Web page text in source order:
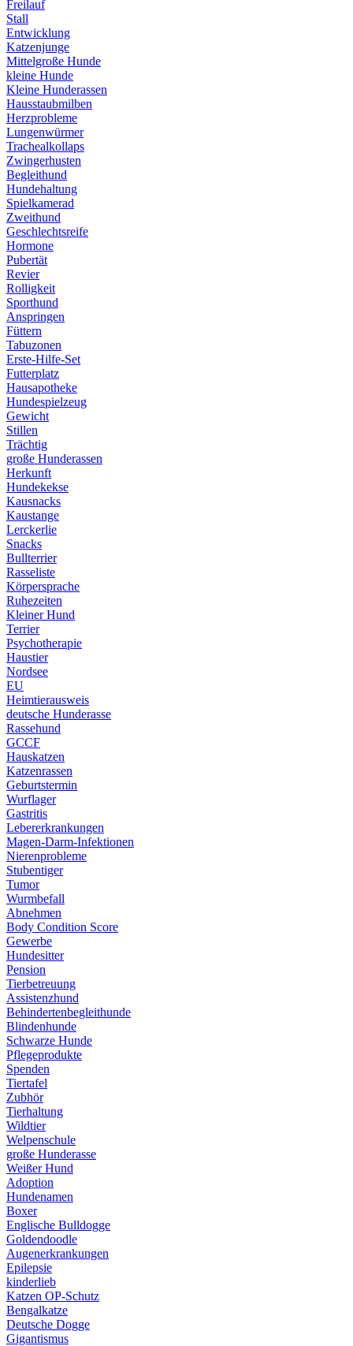
Freilauf
Stall
Entwicklung
Katzenjunge
Mittelgroße Hunde
kleine Hunde
Kleine Hunderassen
Hausstaubmilben
Herzprobleme
Lungenwürmer
Trachealkollaps
Zwingerhusten
Begleithund
Hundehaltung
Spielkamerad
Zweithund
Geschlechtsreife
Hormone
Pubertät
Revier
Rolligkeit
Sporthund
Anspringen
Füttern
Tabuzonen
Erste-Hilfe-Set
Futterplatz
Hausapotheke
Hundespielzeug
Gewicht
Stillen
Trächtig
große Hunderassen
Herkunft
Hundekekse
Kausnacks
Kaustange
Lerckerlie
Snacks
Bullterrier
Rasseliste
Körpersprache
Ruhezeiten
Kleiner Hund
Terrier
Psychotherapie
Haustier
Nordsee
EU
Heimtierausweis
deutsche Hunderasse
Rassehund
GCCF
Hauskatzen
Katzenrassen
Geburtstermin
Wurflager
Gastritis
Lebererkrankungen
Magen-Darm-Infektionen
Nierenprobleme
Stubentiger
Tumor
Wurmbefall
Abnehmen
Body Condition Score
Gewerbe
Hundesitter
Pension
Tierbetreuung
Assistenzhund
Behindertenbegleithunde
Blindenhunde
Schwarze Hunde
Pflegeprodukte
Spenden
Tiertafel
Zubhör
Tierhaltung
Wildtier
Welpenschule
große Hunderasse
Weißer Hund
Adoption
Hundenamen
Boxer
Englische Bulldogge
Goldendoodle
Augenerkrankungen
Epilepsie
kinderlieb
Katzen OP-Schutz
Bengalkatze
Deutsche Dogge
Gigantismus